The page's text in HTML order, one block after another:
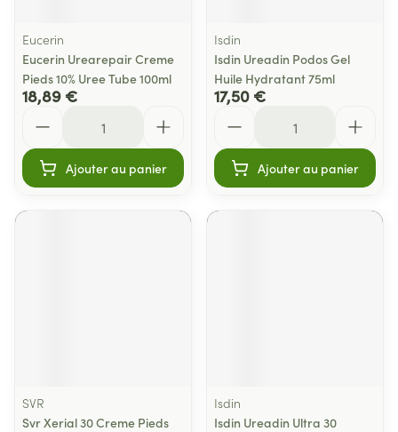
Eucerin
Eucerin Urearepair Creme
Pieds 10% Uree Tube 100ml
18,89 €
Ajouter au panier
Isdin
Isdin Ureadin Podos Gel
Huile Hydratant 75ml
17,50 €
Ajouter au panier
SVR
Svr Xerial 30 Creme Pieds
Isdin
Isdin Ureadin Ultra 30